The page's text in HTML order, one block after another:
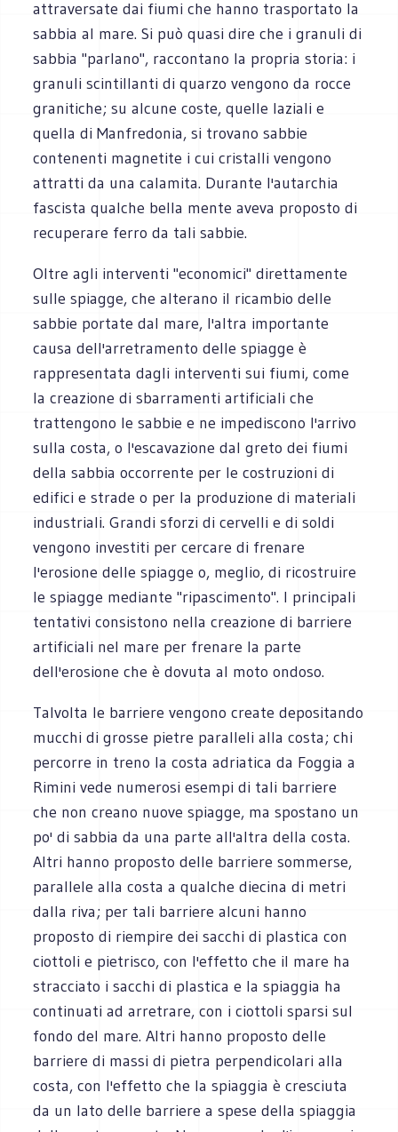
attraversate dai fiumi che hanno trasportato la
sabbia al mare. Si può quasi dire che i granuli di
sabbia "parlano", raccontano la propria storia: i
granuli scintillanti di quarzo vengono da rocce
granitiche; su alcune coste, quelle laziali e
quella di Manfredonia, si trovano sabbie
contenenti magnetite i cui cristalli vengono
attratti da una calamita. Durante l'autarchia
fascista qualche bella mente aveva proposto di
recuperare ferro da tali sabbie.
Oltre agli interventi "economici" direttamente
sulle spiagge, che alterano il ricambio delle
sabbie portate dal mare, l'altra importante
causa dell'arretramento delle spiagge è
rappresentata dagli interventi sui fiumi, come
la creazione di sbarramenti artificiali che
trattengono le sabbie e ne impediscono l'arrivo
sulla costa, o l'escavazione dal greto dei fiumi
della sabbia occorrente per le costruzioni di
edifici e strade o per la produzione di materiali
industriali. Grandi sforzi di cervelli e di soldi
vengono investiti per cercare di frenare
l'erosione delle spiagge o, meglio, di ricostruire
le spiagge mediante "ripascimento". I principali
tentativi consistono nella creazione di barriere
artificiali nel mare per frenare la parte
dell'erosione che è dovuta al moto ondoso.
Talvolta le barriere vengono create depositando
mucchi di grosse pietre paralleli alla costa; chi
percorre in treno la costa adriatica da Foggia a
Rimini vede numerosi esempi di tali barriere
che non creano nuove spiagge, ma spostano un
po' di sabbia da una parte all'altra della costa.
Altri hanno proposto delle barriere sommerse,
parallele alla costa a qualche diecina di metri
dalla riva; per tali barriere alcuni hanno
proposto di riempire dei sacchi di plastica con
ciottoli e pietrisco, con l'effetto che il mare ha
stracciato i sacchi di plastica e la spiaggia ha
continuati ad arretrare, con i ciottoli sparsi sul
fondo del mare. Altri hanno proposto delle
barriere di massi di pietra perpendicolari alla
costa, con l'effetto che la spiaggia è cresciuta
da un lato delle barriere a spese della spiaggia